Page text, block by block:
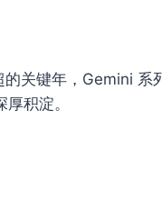
关键年，Gemini 系
积淀。